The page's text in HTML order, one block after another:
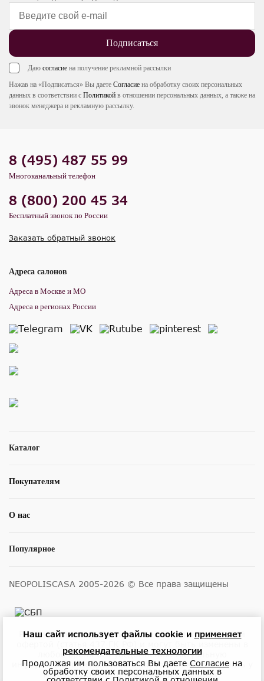
Подписаться
Даю согласие на получение рекламной рассылки
Нажав на «Подписаться» Вы даете Согласие на обработку своих персональных
данных в соответствии с Политикой в отношении персональных данных, а также на
звонок менеджера и рекламную рассылку.
Каталог
Покупателям
О нас
Популярное
8 (495) 487 55 99
Многоканальный телефон
8 (800) 200 45 34
Бесплатный звонок по России
Заказать обратный звонок
Адреса салонов
Адреса в Москве и МО
Адреса в регионах России
NEOPOLISCASA 2005-2026 © Все права защищены
Размещенные на сайте цены не являются публичной
любое время без уведомления. Актуальную
информацию о ценах и наличии товара можно узнать у
менеджеров по телефону или в салонах.
Наш сайт использует файлы cookie и применяет
рекомендательные технологии
Продолжая им пользоваться Вы даете Согласие на
обработку своих персональных данных в